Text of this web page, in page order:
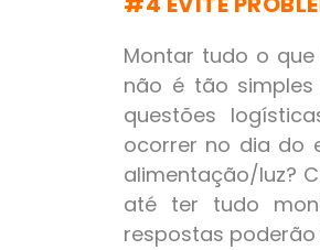
Montar tudo o
não é tão
questões
ocorrer no dia do
alimentação/luz?
até ter tudo
respostas